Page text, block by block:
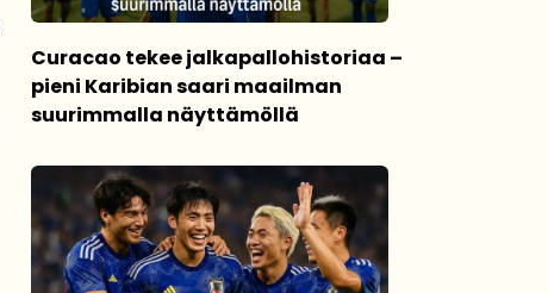
Curacao tekee jalkapallohistoriaa –
pieni Karibian saari maailman
suurimmalla näyttämöllä